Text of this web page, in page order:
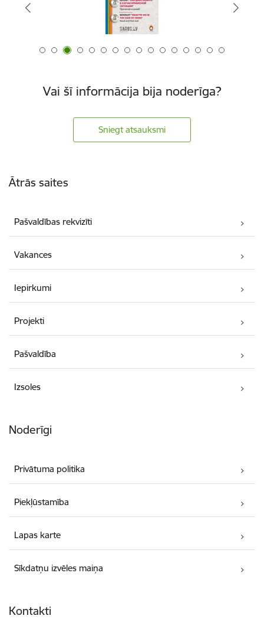
Vai šī informācija bija noderīga?
Sniegt atsauksmi
Ātrās saites
Pašvaldības rekvizīti
Vakances
Iepirkumi
Projekti
Pašvaldība
Izsoles
Noderīgi
Privātuma politika
Piekļūstamība
Lapas karte
Sīkdatņu izvēles maiņa
Kontakti